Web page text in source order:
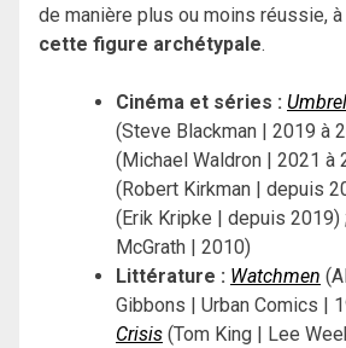
de manière plus ou moins réussie, à
cette figure archétypale.
Cinéma et séries :
(Steve Blackman | 2019 à
(Michael Waldron | 2021 à
(Robert Kirkman | depuis
(Erik Kripke | depuis 2019)
McGrath | 2010)
Littérature : Watchmen
Gibbons | Urban Comics |
Crisis (Tom King | Lee